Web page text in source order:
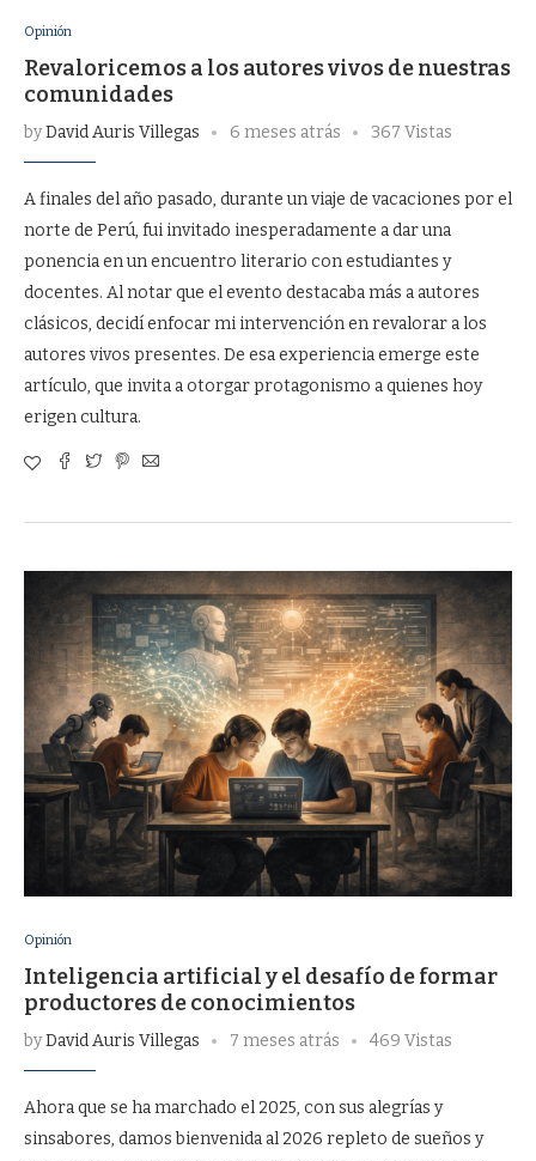
Opinión
Revaloricemos a los autores vivos de nuestras
comunidades
byDavid Auris Villegas 6 meses atrás 367 Vistas
A finales del año pasado, durante un viaje de vacaciones por el
norte de Perú, fui invitado inesperadamente a dar una
ponencia en un encuentro literario con estudiantes y
docentes. Al notar que el evento destacaba más a autores
clásicos, decidí enfocar mi intervención en revalorar a los
autores vivos presentes. De esa experiencia emerge este
artículo, que invita a otorgar protagonismo a quienes hoy
erigen cultura.
Opinión
Inteligencia artificial y el desafío de formar
productores de conocimientos
byDavid Auris Villegas 7 meses atrás 469 Vistas
Ahora que se ha marchado el 2025, con sus alegrías y
sinsabores, damos bienvenida al 2026 repleto de sueños y